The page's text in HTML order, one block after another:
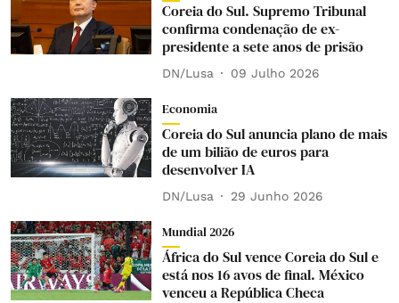
Coreia do Sul. Supremo Tribunal
confirma condenação de ex-
presidente a sete anos de prisão
DN/Lusa 09 Julho 2026
Economia
Coreia do Sul anuncia plano de mais
de um bilião de euros para
desenvolver IA
DN/Lusa 29 Junho 2026
Mundial 2026
África do Sul vence Coreia do Sul e
está nos 16 avos de final. México
venceu a República Checa